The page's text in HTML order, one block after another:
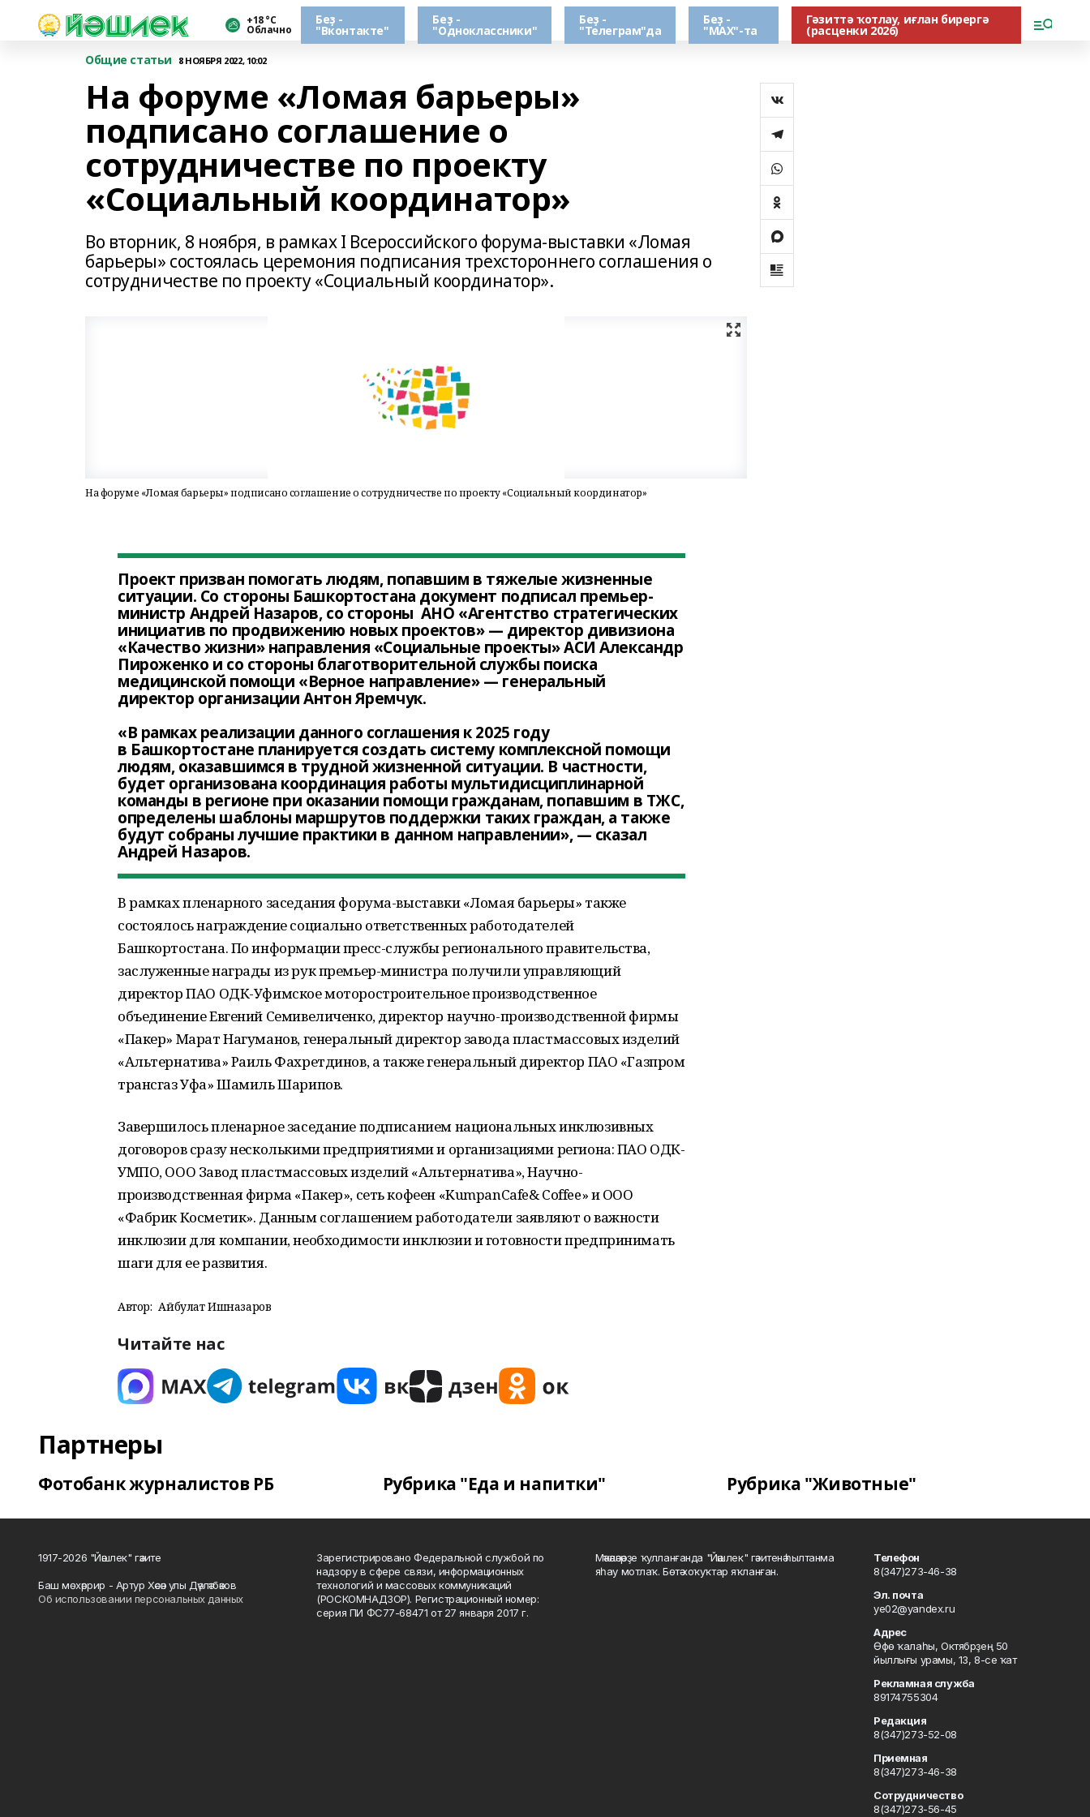
+18 °С
Облачно
Беҙ -
"Вконтакте"
Беҙ -
"Одноклассники"
Беҙ -
"Телеграм"да
Беҙ -
"МАХ"-та
Гәзиттә ҡотлау, иғлан бирергә
(расценки 2026)
Общие статьи
8 НОЯБРЯ 2022, 10:02
На форуме «Ломая барьеры»
подписано соглашение о
сотрудничестве по проекту
«Социальный координатор»
Во вторник, 8 ноября, в рамках I Всероссийского форума-выставки «Ломая
барьеры» состоялась церемония подписания трехстороннего соглашения о
сотрудничестве по проекту «Социальный координатор».
На форуме «Ломая барьеры» подписано соглашение о сотрудничестве по проекту «Социальный координатор»
Проект призван помогать людям, попавшим в тяжелые жизненные
ситуации. Со стороны Башкортостана документ подписал премьер-
министр Андрей Назаров, со стороны АНО «Агентство стратегических
инициатив по продвижению новых проектов» — директор дивизиона
«Качество жизни» направления «Социальные проекты» АСИ Александр
Пироженко и со стороны благотворительной службы поиска
медицинской помощи «Верное направление» — генеральный
директор организации Антон Яремчук.
«В рамках реализации данного соглашения к 2025 году
в Башкортостане планируется создать систему комплексной помощи
людям, оказавшимся в трудной жизненной ситуации. В частности,
будет организована координация работы мультидисциплинарной
команды в регионе при оказании помощи гражданам, попавшим в ТЖС,
определены шаблоны маршрутов поддержки таких граждан, а также
будут собраны лучшие практики в данном направлении», — сказал
Андрей Назаров.
В рамках пленарного заседания форума-выставки «Ломая барьеры» также
состоялось награждение социально ответственных работодателей
Башкортостана. По информации пресс-службы регионального правительства,
заслуженные награды из рук премьер-министра получили управляющий
директор ПАО ОДК-Уфимское моторостроительное производственное
объединение Евгений Семивеличенко, директор научно-производственной фирмы
«Пакер» Марат Нагуманов, генеральный директор завода пластмассовых изделий
«Альтернатива» Раиль Фахретдинов, а также генеральный директор ПАО «Газпром
трансгаз Уфа» Шамиль Шарипов.
Завершилось пленарное заседание подписанием национальных инклюзивных
договоров сразу несколькими предприятиями и организациями региона: ПАО ОДК-
УМПО, ООО Завод пластмассовых изделий «Альтернатива», Научно-
производственная фирма «Пакер», сеть кофеен «KumpanCafe& Coffee» и ООО
«Фабрик Косметик». Данным соглашением работодатели заявляют о важности
инклюзии для компании, необходимости инклюзии и готовности предпринимать
шаги для ее развития.
Автор: Айбулат Ишназаров
Читайте нас
Партнеры
Фотобанк журналистов РБ Рубрика "Еда и напитки" Рубрика "Животные"
1917-2026 "Йәшлек" гәзите
Баш мөхәррир - Артур Хәсән улы Дәүләтбәков
Об использовании персональных данных
Зарегистрировано Федеральной службой по
надзору в сфере связи, информационных
технологий и массовых коммуникаций
(РОСКОМНАДЗОР). Регистрационный номер:
серия ПИ ФС77-68471 от 27 января 2017 г.
Мәҡәләләрҙе ҡулланғанда "Йәшлек" гәзитенә һылтанма
яһау мотлаҡ. Бөтә хоҡуҡтар яҡланған.
Телефон
8(347)273-46-38
Эл. почта
ye02@yandex.ru
Адрес
Өфө ҡалаһы, Октябрҙең 50
йыллығы урамы, 13, 8-се ҡат
Рекламная служба
89174755304
Редакция
8(347)273-52-08
Приемная
8(347)273-46-38
Сотрудничество
8(347)273-56-45